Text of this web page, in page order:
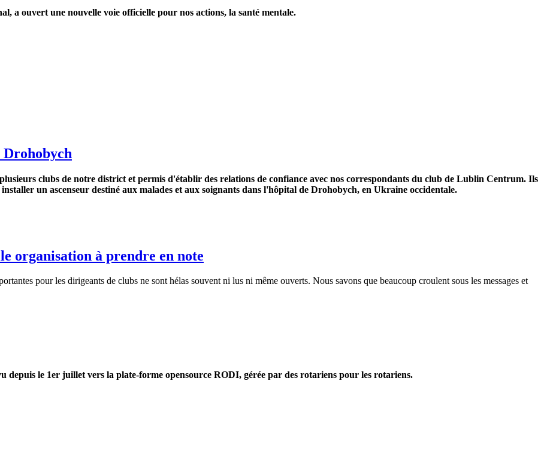
a ouvert une nouvelle voie officielle pour nos actions, la santé mentale.
clubs de notre district et permis d'établir des relations de confiance avec nos correspondants du club de Lublin Centrum. Ils
un ascenseur destiné aux malades et aux soignants dans l'hôpital de Drohobych, en Ukraine occidentale.
organisation à prendre en note
pour les dirigeants de clubs ne sont hélas souvent ni lus ni même ouverts. Nous savons que beaucoup croulent sous les messages et
depuis le 1er juillet vers la plate-forme opensource RODI, gérée par des rotariens pour les rotariens.